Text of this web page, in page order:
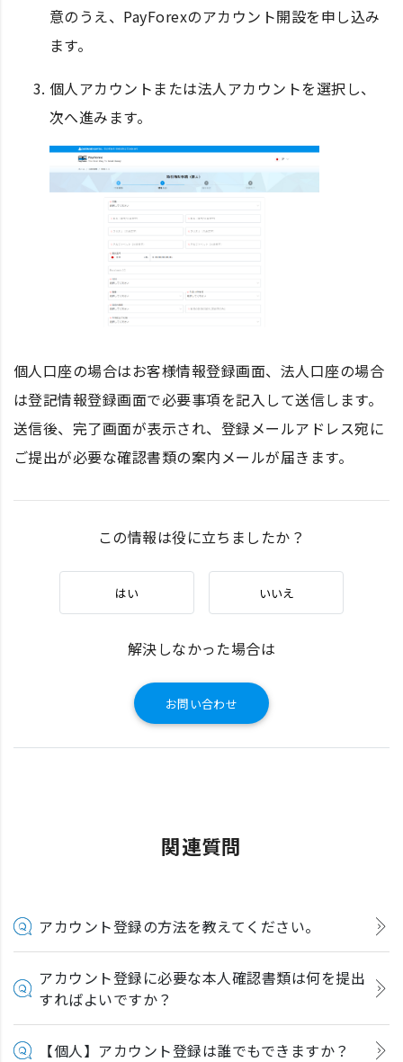
意のうえ、PayForexのアカウント開設を申し込み
ます。
個人アカウントまたは法人アカウントを選択し、
次へ進みます。
個人口座の場合はお客様情報登録画面、法人口座の場合
は登記情報登録画面で必要事項を記入して送信します。
送信後、完了画面が表示され、登録メールアドレス宛に
ご提出が必要な確認書類の案内メールが届きます。
この情報は役に立ちましたか？
はい いいえ
解決しなかった場合は
お問い合わせ
関連質問
アカウント登録の方法を教えてください。
アカウント登録に必要な本人確認書類は何を提出
すればよいですか？
【個人】アカウント登録は誰でもできますか？